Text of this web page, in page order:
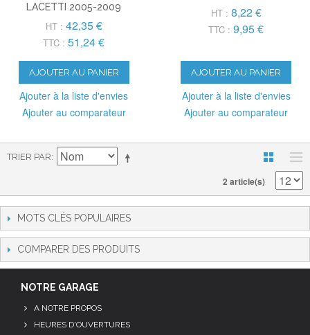
LACETTI 2005-2009
HT : 42,35 €
TTC : 51,24 €
AJOUTER AU PANIER
Ajouter à la liste d'envies
Ajouter au comparateur
HT : 8,22 €
TTC : 9,95 €
AJOUTER AU PANIER
Ajouter à la liste d'envies
Ajouter au comparateur
TRIER PAR
2 article(s)
MOTS CLÉS POPULAIRES
COMPARER DES PRODUITS
NOTRE GARAGE
A NOTRE PROPOS
HEURES D'OUVERTURES